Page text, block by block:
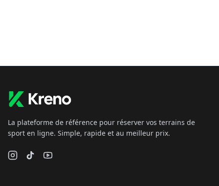
La plateforme de référence pour réserver vos terrains de
sport en ligne. Simple, rapide et au meilleur prix.